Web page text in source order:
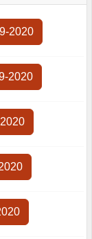
2020
2020